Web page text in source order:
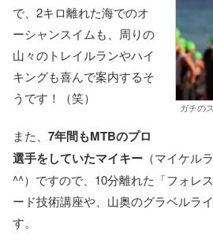
ガチの
で、2キロ離れた海でのオ
ーシャンスイムも、周りの
山々のトレイルランやハイ
キングも喜んで案内するそ
うです！（笑）
また、 7年間もMTBのプロ
選手をしていたマイキー （マイケル
^^）ですので、10分離れた「フォレ
ード技術講座や、山奥のグラベルラ
す。